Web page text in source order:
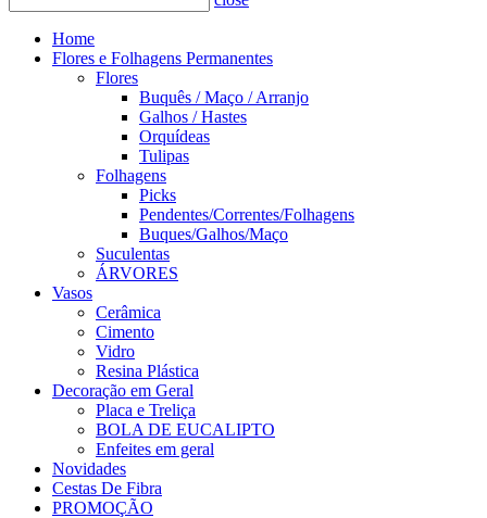
Home
Flores e Folhagens Permanentes
Flores
Buquês / Maço / Arranjo
Galhos / Hastes
Orquídeas
Tulipas
Folhagens
Picks
Pendentes/Correntes/Folhagens
Buques/Galhos/Maço
Suculentas
ÁRVORES
Vasos
Cerâmica
Cimento
Vidro
Resina Plástica
Decoração em Geral
Placa e Treliça
BOLA DE EUCALIPTO
Enfeites em geral
Novidades
Cestas De Fibra
PROMOÇÃO